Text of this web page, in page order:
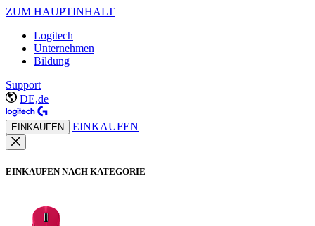
ZUM HAUPTINHALT
Logitech
Unternehmen
Bildung
Support
DE,de
EINKAUFEN EINKAUFEN
EINKAUFEN NACH KATEGORIE